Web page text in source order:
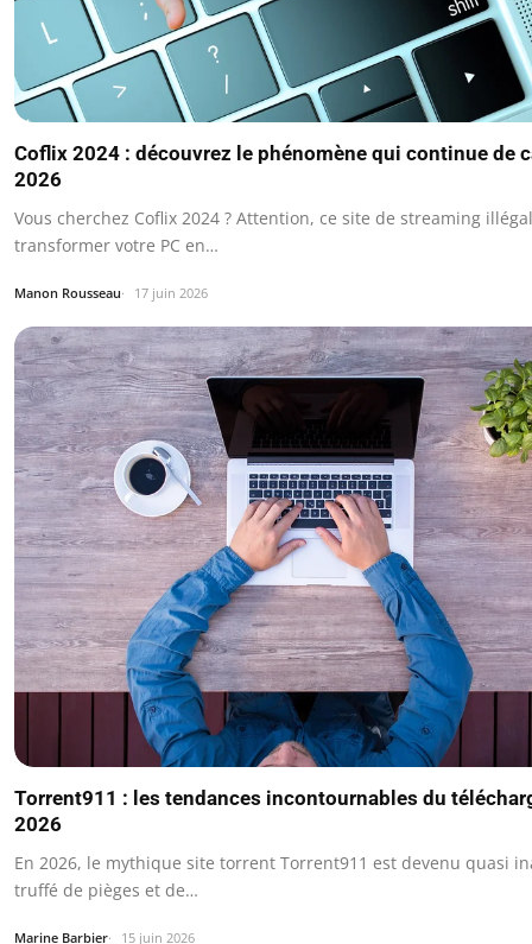
Coflix 2024 : découvrez le phénomène qui continue de
2026
Vous cherchez Coflix 2024 ? Attention, ce site de streaming
transformer votre PC en…
Manon Rousseau 17 juin 2026
Torrent911 : les tendances incontournables du
2026
En 2026, le mythique site torrent Torrent911 est devenu quasi
truffé de pièges et de…
Marine Barbier 15 juin 2026